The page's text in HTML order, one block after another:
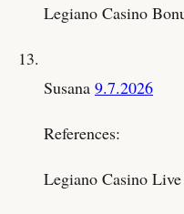
Legiano Casino
Susana 9.7.2026
References:
Legiano Casino